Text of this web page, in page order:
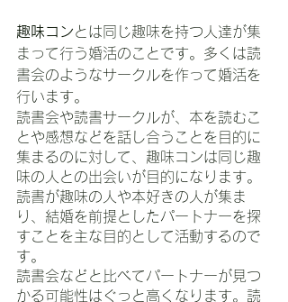
趣味コンとは同じ趣味を持つ人達が集
まって行う婚活のことです。多くは読
書会のようなサークルを作って婚活を
行います。
読書会や読書サークルが、本を読むこ
とや感想などを話し合うことを目的に
集まるのに対して、趣味コンは同じ趣
味の人との出会いが目的になります。
読書が趣味の人や本好きの人が集ま
り、結婚を前提としたパートナーを探
すことを主な目的として活動するので
す。
読書会などと比べてパートナーが見つ
かる可能性はぐっと高くなります。読